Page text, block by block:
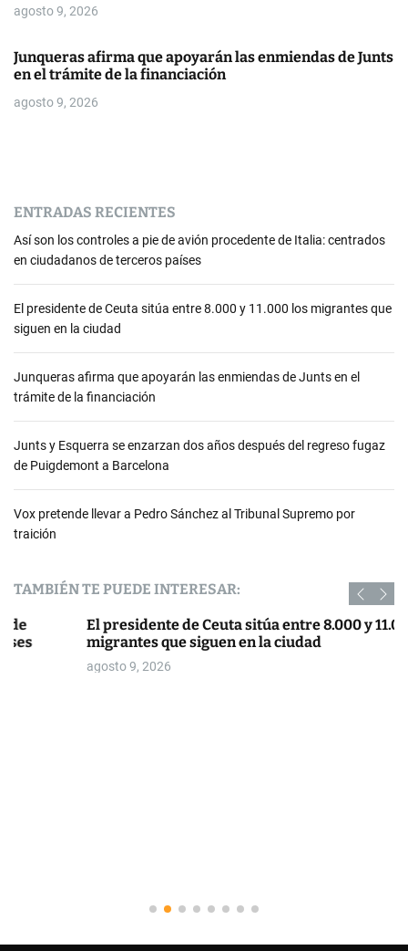
r
a
d
a
agosto 9, 2026
Junqueras afirma que apoyarán las enmiendas de Junts
en el trámite de la financiación
agosto 9, 2026
ENTRADAS RECIENTES
Así son los controles a pie de avión procedente de Italia: centrados
en ciudadanos de terceros países
El presidente de Ceuta sitúa entre 8.000 y 11.000 los migrantes que
siguen en la ciudad
Junqueras afirma que apoyarán las enmiendas de Junts en el
trámite de la financiación
Junts y Esquerra se enzarzan dos años después del regreso fugaz
de Puigdemont a Barcelona
Vox pretende llevar a Pedro Sánchez al Tribunal Supremo por
traición
TAMBIÉN TE PUEDE INTERESAR:
El presidente de Ceuta sitúa entre 8.000 y 11.000 los
migrantes que siguen en la ciudad
agosto 9, 2026